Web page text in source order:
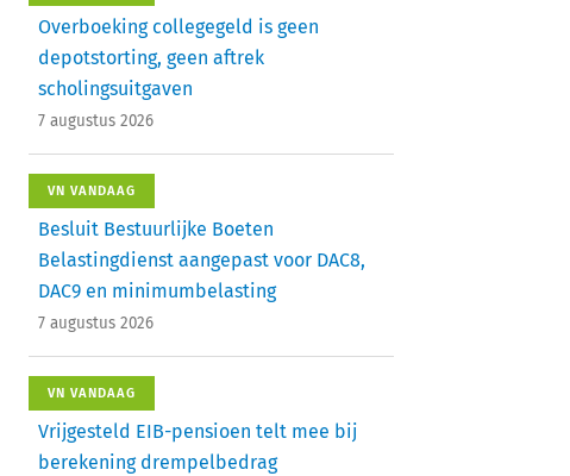
Overboeking collegegeld is geen
depotstorting, geen aftrek
scholingsuitgaven
7 augustus 2026
VN VANDAAG
Besluit Bestuurlijke Boeten
Belastingdienst aangepast voor DAC8,
DAC9 en minimumbelasting
7 augustus 2026
VN VANDAAG
Vrijgesteld EIB-pensioen telt mee bij
berekening drempelbedrag